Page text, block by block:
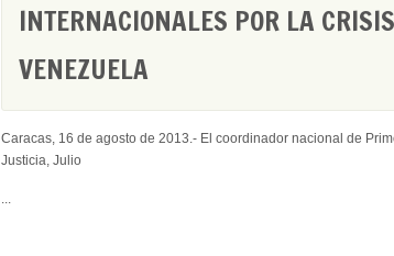
INTERNACIONALES POR LA
VENEZUELA
Caracas, 16 de agosto de 2013.- El coordinador nacional de
Justicia, Julio
...